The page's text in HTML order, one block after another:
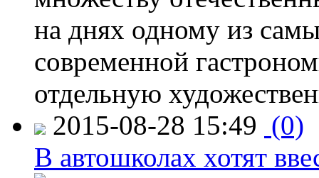
на днях одному из
современной
отдельную
2015-08-28 15:49 (0)
В автошколах хотят